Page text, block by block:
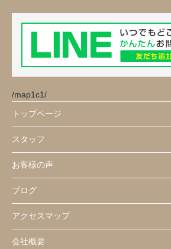
/map1c1/
トップページ
スタッフ
お客様の声
ブログ
アクセスマップ
会社概要